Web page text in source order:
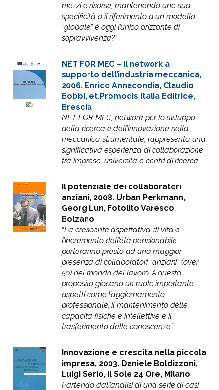
mezzi e risorse, mantenendo una sua
specificità o il riferimento a un modello
“globale” è oggi l’unico orizzonte di
sopravvivenza?”
NET FOR MEC – Il network a
supporto dell’industria meccanica,
2006. Enrico Annacondia, Claudio
Bobbi, et.Promodis Italia Editrice,
Brescia
NET FOR MEC, network per lo sviluppo
della ricerca e dell’innovazione nella
meccanica strumentale, rappresenta una
significativa esperienza di collaborazione
tra imprese, università e centri di ricerca
Il potenziale dei collaboratori
anziani, 2008. Urban Perkmann,
Georg Lun, Fotolito Varesco,
Bolzano
“La crescente aspettativa di vita e
l’incremento dell’età pensionabile
porteranno presto ad una maggior
presenza di collaboratori “anziani” (over
50) nel mondo del lavoro…A questo
proposito giocano un ruolo importante
aspetti come l’aggiornamento
professionale, il mantenimento delle
capacità fisiche e intellettive e il
trasferimento delle conoscenze”
Innovazione e crescita nella piccola
impresa, 2003. Daniele Boldizzoni,
Luigi Serio, Il Sole 24 Ore, Milano
Partendo dall’analisi di una serie di casi